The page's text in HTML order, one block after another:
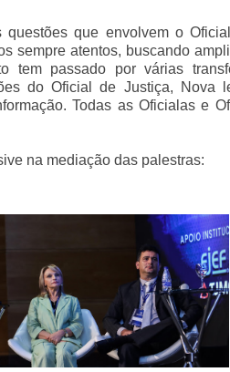
que envolvem o
sempre atentos, buscando
tem passado por várias
do Oficial de Justiça, Nova
Todas as Oficialas e
na mediação das palestras: